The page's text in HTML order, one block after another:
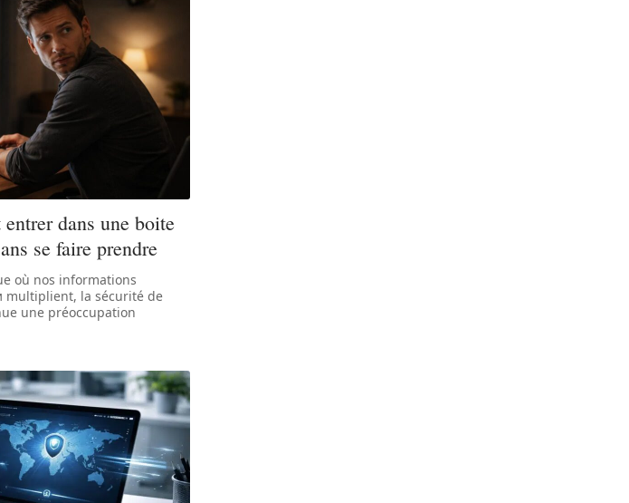
dans une boite
se faire prendre
où nos informations
multiplient, la sécurité de
une préoccupation